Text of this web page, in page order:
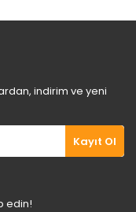
indirim ve yeni
Kayıt Ol
edin!